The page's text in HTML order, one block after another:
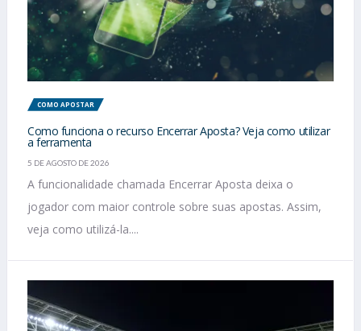
COMO APOSTAR
Como funciona o recurso Encerrar Aposta? Veja como utilizar
a ferramenta
5 DE AGOSTO DE 2026
A funcionalidade chamada Encerrar Aposta deixa o
jogador com maior controle sobre suas apostas. Assim,
veja como utilizá-la....